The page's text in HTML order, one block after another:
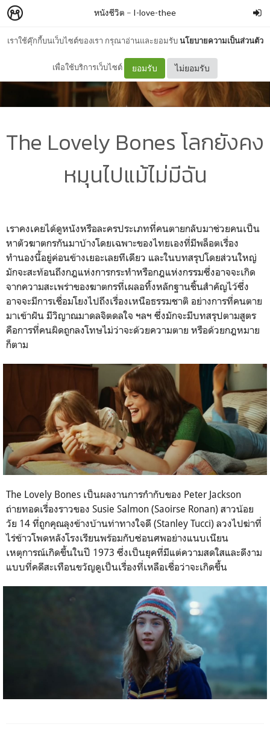
เราใช้คุ๊กกี้บนเว็บไซต์ของเรา กรุณาอ่านและยอมรับนโยบายความเป็นส่วนตัว
เพื่อใช้บริการเว็บไซต์ ยอมรับ ไม่ยอมรับ
หนังชีวิต – I-love-thee
The Lovely Bones โลกยังคง
หมุนไปแม้ไม่มีฉัน
เราคงเคยได้ดูหนังหรือละครประเภทที่คนตายกลับมาช่วยคนเป็น
หาตัวฆาตกรกันมาบ้างโดยเฉพาะของไทยเองที่มีพล็อตเรื่อง
ทำนองนี้อยู่ค่อนข้างเยอะเลยทีเดียว และในบทสรุปโดยส่วนใหญ่
มักจะสะท้อนถึงกฎแห่งการกระทำหรือกฎแห่งกรรมซึ่งอาจจะเกิด
จากความสะเพร่าของฆาตกรที่เผลอทิ้งหลักฐานชิ้นสำคัญไว้ซึ่ง
อาจจะมีการเชื่อมโยงไปถึงเรื่องเหนือธรรมชาติ อย่างการที่คนตาย
มาเข้าฝัน มีวิญาณมาดลจิตดลใจ ฯลฯ ซึ่งมักจะมีบทสรุปตามสูตร
คือการที่คนผิดถูกลงโทษไม่ว่าจะด้วยความตาย หรือด้วยกฎหมาย
ก็ตาม
The Lovely Bones เป็นผลงานการกำกับของ Peter Jackson
ถ่ายทอดเรื่องราวของ Susie Salmon (Saoirse Ronan) สาวน้อย
วัย 14 ที่ถูกคุณลุงข้างบ้านท่าทางใจดี (Stanley Tucci) ลวงไปฆ่าที่
ไร่ข้าวโพดหลังโรงเรียนพร้อมกับซ่อนศพอย่างแนบเนียน
เหตุการณ์เกิดขึ้นในปี 1973 ซึ่งเป็นยุคที่มีแต่ความสดใสและดีงาม
แบบที่คดีสะเทือนขวัญดูเป็นเรื่องที่เหลือเชื่อว่าจะเกิดขึ้น